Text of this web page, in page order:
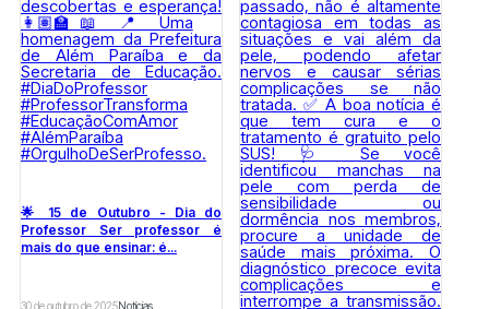
🌟 15 de Outubro - Dia do
Professor Ser professor é
mais do que ensinar: é...
30 de outubro de 2025Notícias